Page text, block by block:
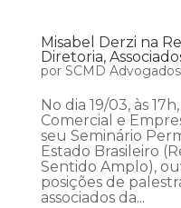
Misabel Derzi na
Diretoria,
por SCMD Advogados
No dia 19/03, às
Comercial e
seu Seminário
Estado Brasileiro
Sentido Amplo),
posições de
associados da...